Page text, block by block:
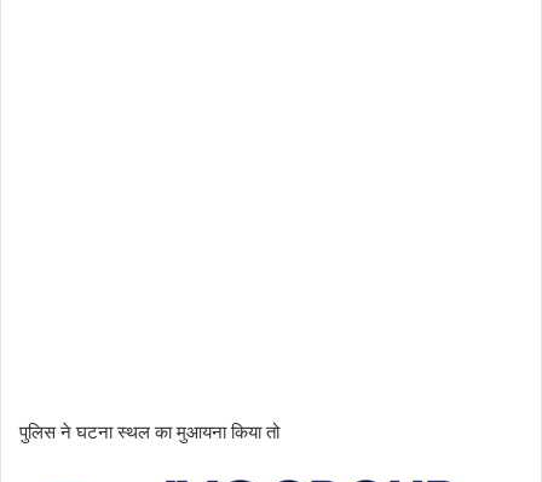
पुलिस ने घटना स्थल का मुआयना किया तो